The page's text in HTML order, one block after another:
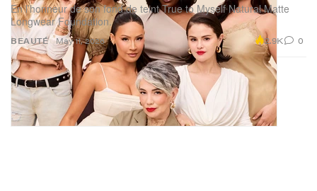
BEAUTÉ
En l’honneur de son fond de teint True to Myself Natural Matte
Longwear Foundation.
May 11, 2026 2.9K 0